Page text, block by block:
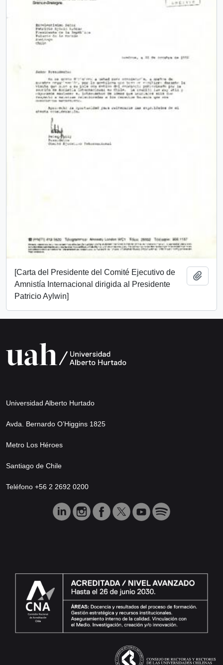
[Carta del Presidente del Comité Ejecutivo de
Amnistía Internacional dirigida al Presidente
Patricio Aylwin]
Universidad Alberto Hurtado
Avda. Bernardo O’Higgins 1825
Metro Los Héroes
Santiago de Chile
Teléfono +56 2 2692 0200